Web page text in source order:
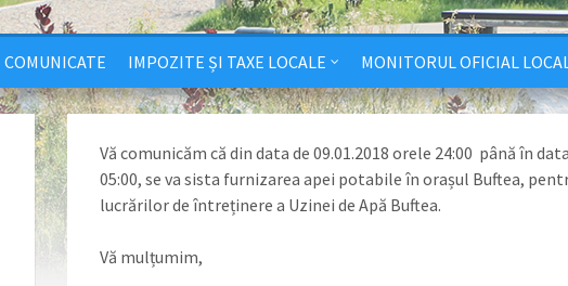
COMUNICATE IMPOZITE ȘI TAXE LOCALE MONITORUL OFICIAL
Vă comunicăm că din data de 09.01.2018 orele 24:00 până în
05:00, se va sista furnizarea apei potabile în orașul Buftea,
lucrărilor de întreținere a Uzinei de Apă Buftea.
Vă mulțumim,